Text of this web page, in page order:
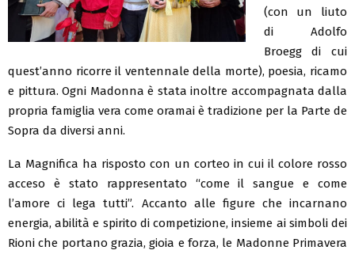
(con un liuto
di Adolfo
Broegg di cui
quest’anno ricorre il ventennale della morte), poesia, ricamo
e pittura. Ogni Madonna è stata inoltre accompagnata dalla
propria famiglia vera come oramai è tradizione per la Parte de
Sopra da diversi anni.
La Magnifica ha risposto con un corteo in cui il colore rosso
acceso è stato rappresentato “come il sangue e come
l’amore ci lega tutti”. Accanto alle figure che incarnano
energia, abilità e spirito di competizione, insieme ai simboli dei
Rioni che portano grazia, gioia e forza, le Madonne Primavera